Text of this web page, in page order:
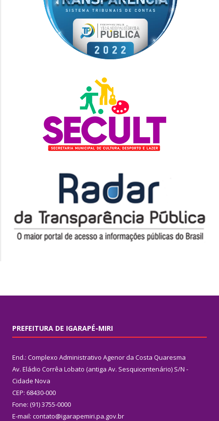
PREFEITURA DE IGARAPÉ-MIRI
End.: Complexo Administrativo Agenor da Costa Quaresma
Av. Eládio Corrêa Lobato (antiga Av. Sesquicentenário) S/N -
Cidade Nova
CEP: 68430-000
Fone: (91) 3755-0000
E-mail: contato@igarapemiri.pa.gov.br